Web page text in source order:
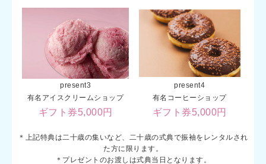
present3
present4
有名アイスクリームショップ
有名コーヒーショップ
ギフト券5,000円 ギフト券5,000円
＊上記特典は二十歳の集いなど、二十歳の式典で振袖をレンタルされ
た方に限ります。
＊プレゼントのお渡しは式典当日となります。